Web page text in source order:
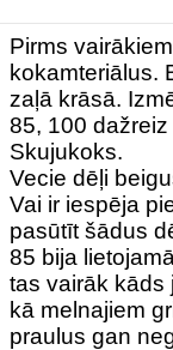
Pirms
kokamteriālus.
zaļā krāsā.
85, 100
Skujukoks.
Vecie dēļi
Vai ir iespēja
pasūtīt šādus
85 bija
tas vairāk kāds
kā melnajiem
praulus gan